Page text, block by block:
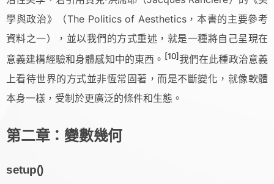
學與政治》（The Politics of Aesthetics，本書的主要參考
資料之一），並以我們的方式重述，就是一種將自己呈現在
意義建構經驗和身體感知中的東西。 [10]我們在此種政治意義
上看待世界的方式並非恆常固著，而是不斷變化，就像軟體
本身一樣，受制於更廣泛的條件和生態。
第二章：變數幾何
setup()